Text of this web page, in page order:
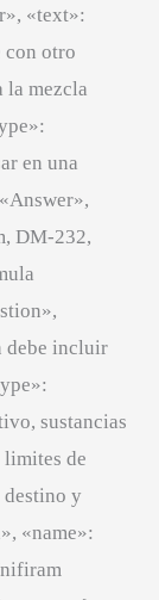
«text»:
con otro
la mezcla
en una
DM-232,
debe incluir
sustancias
limites de
destino y
«name»: